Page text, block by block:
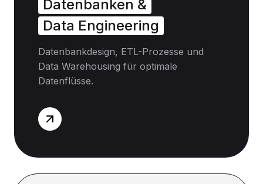
Datenbanken &
Data Engineering
Datenbankdesign, ETL-Prozesse und
Data Warehousing für optimale
Datenflüsse.